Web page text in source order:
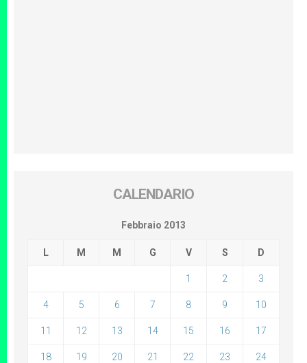
CALENDARIO
Febbraio 2013
L M M G V S D
1 2 3
4 5 6 7 8 9 10
11 12 13 14 15 16 17
18 19 20 21 22 23 24